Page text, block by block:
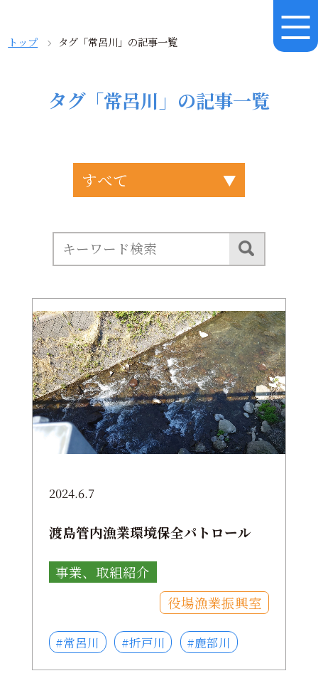
トップ タグ「常呂川」の記事一覧
タグ「常呂川」の記事一覧
2024.6.7
渡島管内漁業環境保全パトロール
事業、取組紹介
役場漁業振興室
#常呂川 #折戸川 #鹿部川